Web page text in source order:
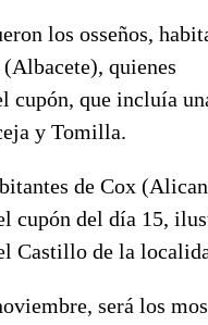
los osseños,
quienes
cupón, que incluía
y Tomilla.
de Cox
cupón del día 15,
Castillo de la
será los